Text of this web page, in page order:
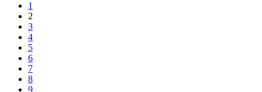
1
2
3
4
5
6
7
8
9